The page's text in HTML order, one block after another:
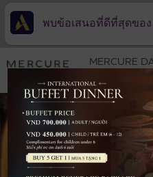
MERCURE
VILLAGE
พบข้อเสนอที่ดีที่สุดของ